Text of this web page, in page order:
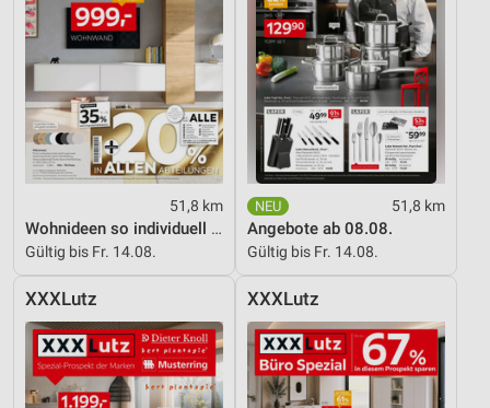
51,8 km
Wohnideen so individuell wie du!
Gültig bis Fr. 14.08.
51,8 km
Angebote ab 08.08.
Gültig bis Fr. 14.08.
XXXLutz XXXLutz